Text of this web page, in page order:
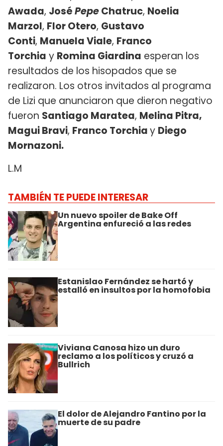
Awada, JoséPepeChatruc, Noelia
Marzol, Flor Otero, Gustavo
Conti, Manuela Viale, Franco
Torchia y Romina Giardina esperan los
resultados de los hisopados que se
realizaron. Los otros invitados al programa
de Lizi que anunciaron que dieron negativo
fueron Santiago Maratea, Melina Pitra,
Magui Bravi, Franco Torchiay Diego
Mornazoni.
L.M
TAMBIÉN TE PUEDE INTERESAR
Un nuevo spoiler de Bake Off
Argentina enfureció a las redes
Estanislao Fernández se hartó y
estalló en insultos por la homofobia
Viviana Canosa hizo un duro
reclamo a los políticos y cruzó a
Bullrich
El dolor de Alejandro Fantino por la
muerte de su padre